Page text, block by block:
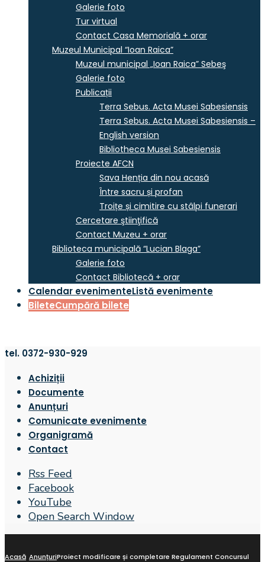
Galerie foto
Tur virtual
Contact Casa Memorială + orar
Muzeul Municipal “Ioan Raica”
Muzeul municipal „Ioan Raica” Sebeş
Galerie foto
Publicații
Terra Sebus. Acta Musei Sabesiensis
Terra Sebus. Acta Musei Sabesiensis –
English version
Bibliotheca Musei Sabesiensis
Proiecte AFCN
Sava Henția din nou acasă
Între sacru și profan
Troițe și cimitire cu stâlpi funerari
Cercetare ştiinţifică
Contact Muzeu + orar
Biblioteca municipală “Lucian Blaga”
Galerie foto
Contact Bibliotecă + orar
Calendar evenimenteListă evenimente
BileteCumpără bilete
tel. 0372-930-929
Achiziții
Documente
Anunțuri
Comunicate evenimente
Organigramă
Contact
Rss Feed
Facebook
YouTube
Open Search Window
Acasă AnunțuriProiect modificare și completare Regulament Concursul